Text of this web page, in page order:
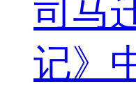
司马
记》